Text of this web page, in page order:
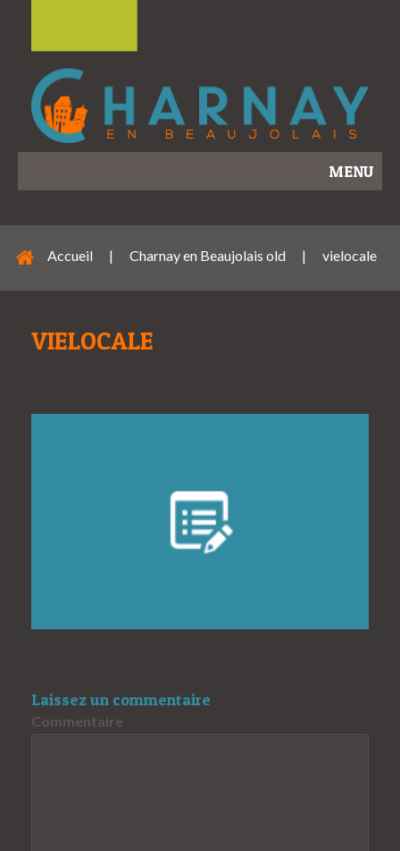
MENU
Accueil | Charnay en Beaujolais old | vielocale
VIELOCALE
Laissez un commentaire
Commentaire